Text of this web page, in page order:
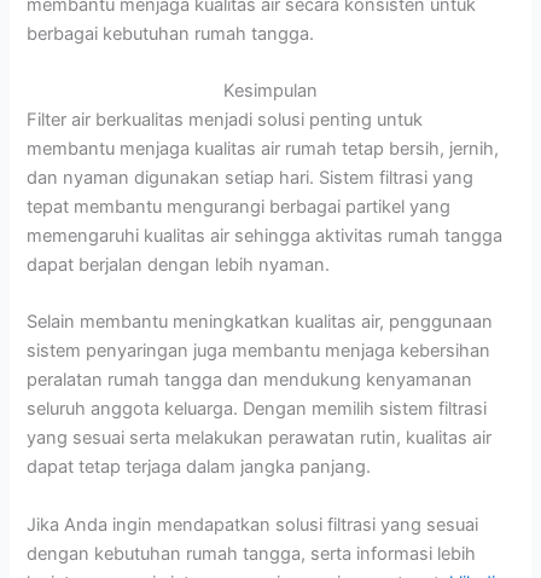
membantu menjaga kualitas air secara konsisten untuk
berbagai kebutuhan rumah tangga.
Kesimpulan
Filter air berkualitas menjadi solusi penting untuk
membantu menjaga kualitas air rumah tetap bersih, jernih,
dan nyaman digunakan setiap hari. Sistem filtrasi yang
tepat membantu mengurangi berbagai partikel yang
memengaruhi kualitas air sehingga aktivitas rumah tangga
dapat berjalan dengan lebih nyaman.
Selain membantu meningkatkan kualitas air, penggunaan
sistem penyaringan juga membantu menjaga kebersihan
peralatan rumah tangga dan mendukung kenyamanan
seluruh anggota keluarga. Dengan memilih sistem filtrasi
yang sesuai serta melakukan perawatan rutin, kualitas air
dapat tetap terjaga dalam jangka panjang.
Jika Anda ingin mendapatkan solusi filtrasi yang sesuai
dengan kebutuhan rumah tangga, serta informasi lebih